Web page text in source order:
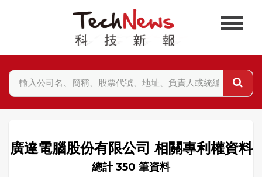
廣達電腦股份有限公司 相關專利權資料
總計 350 筆資料